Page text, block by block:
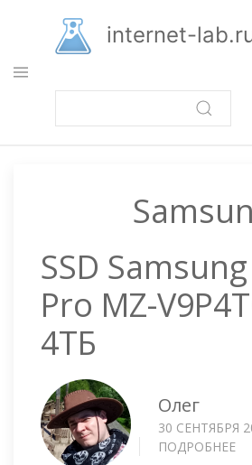
основному
содержанию
internet-
SSD
Pro MZ-
4ТБ
Олег
30 СЕНТЯБРЯ
ПОДРОБНЕЕ